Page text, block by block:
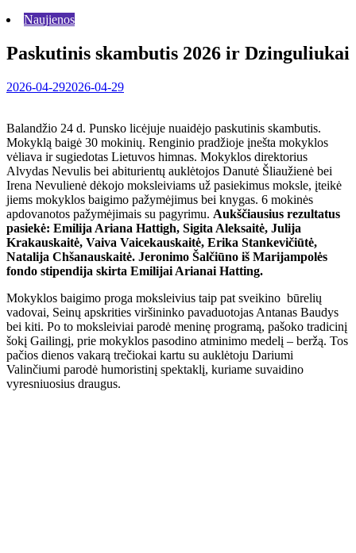
Naujienos
Paskutinis skambutis 2026 ir Dzinguliukai
2026-04-292026-04-29
Balandžio 24 d. Punsko licėjuje nuaidėjo paskutinis skambutis.
Mokyklą baigė 30 mokinių. Renginio pradžioje įnešta mokyklos
vėliava ir sugiedotas Lietuvos himnas. Mokyklos direktorius
Alvydas Nevulis bei abiturientų auklėtojos Danutė Šliaužienė bei
Irena Nevulienė dėkojo moksleiviams už pasiekimus moksle, įteikė
jiems mokyklos baigimo pažymėjimus bei knygas. 6 mokinės
apdovanotos pažymėjimais su pagyrimu. Aukščiausius rezultatus
pasiekė: Emilija Ariana Hattigh, Sigita Aleksaitė, Julija
Krakauskaitė, Vaiva Vaicekauskaitė, Erika Stankevičiūtė,
Natalija Chšanauskaitė. Jeronimo Šalčiūno iš Marijampolės
fondo stipendija skirta Emilijai Arianai Hatting.
Mokyklos baigimo proga moksleivius taip pat sveikino būrelių
vadovai, Seinų apskrities viršininko pavaduotojas Antanas Baudys
bei kiti. Po to moksleiviai parodė meninę programą, pašoko tradicinį
šokį Gailingį, prie mokyklos pasodino atminimo medelį – beržą. Tos
pačios dienos vakarą trečiokai kartu su auklėtoju Dariumi
Valinčiumi parodė humoristinį spektaklį, kuriame suvaidino
vyresniuosius draugus.